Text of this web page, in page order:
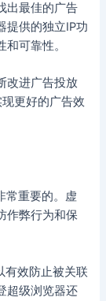
出最佳的广告
提供的独立IP功
可靠性。
改进广告投放
更好的广告效
常重要的。虚
作弊行为和保
有效防止被关联
超级浏览器还